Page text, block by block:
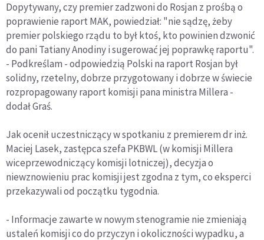
Dopytywany, czy premier zadzwoni do Rosjan z prośbą o
poprawienie raport MAK, powiedział: "nie sądzę, żeby
premier polskiego rządu to był ktoś, kto powinien dzwonić
do pani Tatiany Anodiny i sugerować jej poprawkę raportu".
- Podkreślam - odpowiedzią Polski na raport Rosjan był
solidny, rzetelny, dobrze przygotowany i dobrze w świecie
rozpropagowany raport komisji pana ministra Millera -
dodał Graś.
Jak ocenił uczestniczący w spotkaniu z premierem dr inż.
Maciej Lasek, zastępca szefa PKBWL (w komisji Millera
wiceprzewodniczący komisji lotniczej), decyzja o
niewznowieniu prac komisji jest zgodna z tym, co eksperci
przekazywali od początku tygodnia.
- Informacje zawarte w nowym stenogramie nie zmieniają
ustaleń komisji co do przyczyn i okoliczności wypadku, a